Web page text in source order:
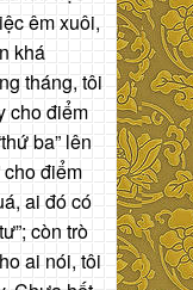
êm xuôi,
khá
tháng, tôi
cho điểm
ba” lên
cho điểm
ai đó có
còn trò
ai nói, tôi